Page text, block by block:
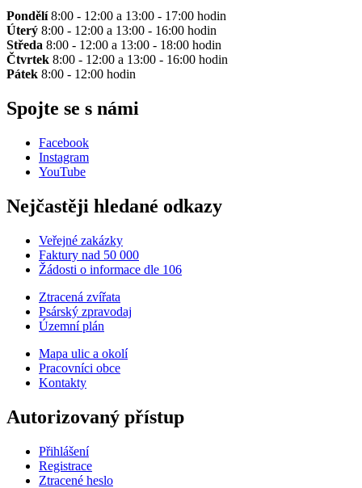
Pondělí8:00 - 12:00 a 13:00 - 17:00 hodin
Úterý 8:00 - 12:00 a 13:00 - 16:00 hodin
Středa 8:00 - 12:00 a 13:00 - 18:00 hodin
Čtvrtek 8:00 - 12:00 a 13:00 - 16:00 hodin
Pátek 8:00 - 12:00 hodin
Spojte se s námi
Facebook
Instagram
YouTube
Nejčastěji hledané odkazy
Veřejné zakázky
Faktury nad 50 000
Žádosti o informace dle 106
Ztracená zvířata
Psárský zpravodaj
Územní plán
Mapa ulic a okolí
Pracovníci obce
Kontakty
Autorizovaný přístup
Přihlášení
Registrace
Ztracené heslo